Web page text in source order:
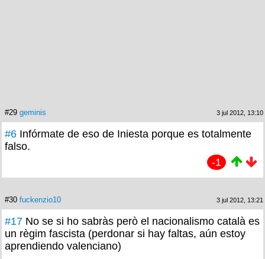
#29 geminis 3 jul 2012, 13:10
#6 Infórmate de eso de Iniesta porque es totalmente
falso.
-1
#30 fuckenzio10 3 jul 2012, 13:21
#17 No se si ho sabràs però el nacionalismo català es
un règim fascista (perdonar si hay faltas, aún estoy
aprendiendo valenciano)